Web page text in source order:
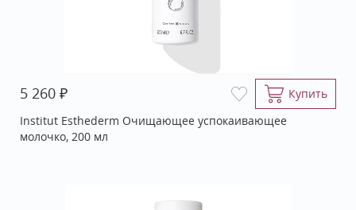
5 260 ₽
Купить
Institut Esthederm Очищающее успокаивающее
молочко, 200 мл